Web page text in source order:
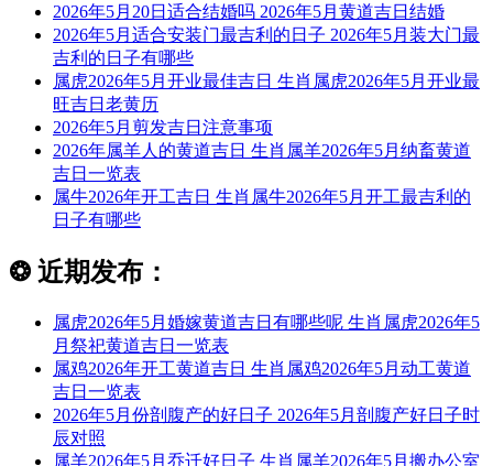
2026年5月20日适合结婚吗 2026年5月黄道吉日结婚
2026年5月适合安装门最吉利的日子 2026年5月装大门最
吉利的日子有哪些
属虎2026年5月开业最佳吉日 生肖属虎2026年5月开业最
旺吉日老黄历
2026年5月剪发吉日注意事项
2026年属羊人的黄道吉日 生肖属羊2026年5月纳畜黄道
吉日一览表
属牛2026年开工吉日 生肖属牛2026年5月开工最吉利的
日子有哪些
❂ 近期发布：
属虎2026年5月婚嫁黄道吉日有哪些呢 生肖属虎2026年5
月祭祀黄道吉日一览表
属鸡2026年开工黄道吉日 生肖属鸡2026年5月动工黄道
吉日一览表
2026年5月份剖腹产的好日子 2026年5月剖腹产好日子时
辰对照
属羊2026年5月乔迁好日子 生肖属羊2026年5月搬办公室